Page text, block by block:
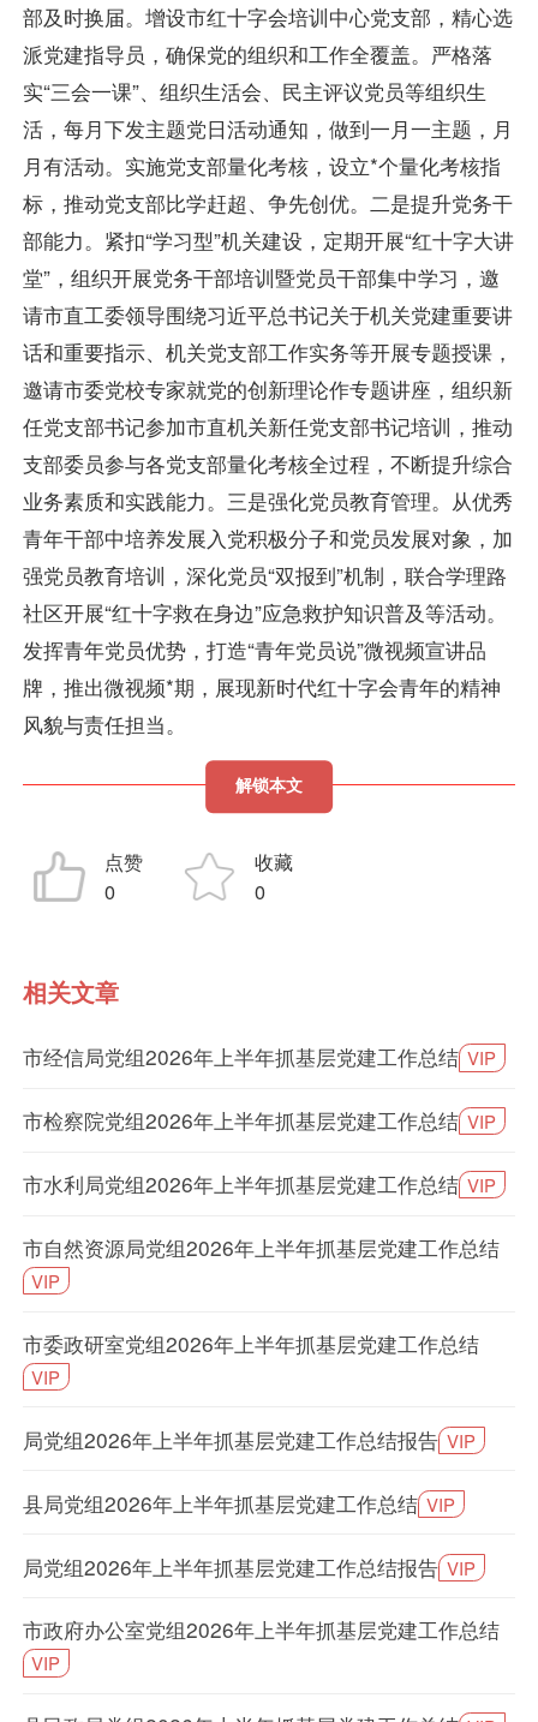
部及时换届。增设市红十字会培训中心党支部，精心选
派党建指导员，确保党的组织和工作全覆盖。严格落
实“三会一课”、组织生活会、民主评议党员等组织生
活，每月下发主题党日活动通知，做到一月一主题，月
月有活动。实施党支部量化考核，设立*个量化考核指
标，推动党支部比学赶超、争先创优。二是提升党务干
部能力。紧扣“学习型”机关建设，定期开展“红十字大讲
堂”，组织开展党务干部培训暨党员干部集中学习，邀
请市直工委领导围绕习近平总书记关于机关党建重要讲
话和重要指示、机关党支部工作实务等开展专题授课，
邀请市委党校专家就党的创新理论作专题讲座，组织新
任党支部书记参加市直机关新任党支部书记培训，推动
支部委员参与各党支部量化考核全过程，不断提升综合
业务素质和实践能力。三是强化党员教育管理。从优秀
青年干部中培养发展入党积极分子和党员发展对象，加
强党员教育培训，深化党员“双报到”机制，联合学理路
社区开展“红十字救在身边”应急救护知识普及等活动。
发挥青年党员优势，打造“青年党员说”微视频宣讲品
牌，推出微视频*期，展现新时代红十字会青年的精神
风貌与责任担当。
解锁本文
点赞
0
收藏
0
相关文章
市经信局党组2026年上半年抓基层党建工作总结 VIP
市检察院党组2026年上半年抓基层党建工作总结 VIP
市水利局党组2026年上半年抓基层党建工作总结 VIP
市自然资源局党组2026年上半年抓基层党建工作总结
VIP
市委政研室党组2026年上半年抓基层党建工作总结
VIP
局党组2026年上半年抓基层党建工作总结报告 VIP
县局党组2026年上半年抓基层党建工作总结 VIP
局党组2026年上半年抓基层党建工作总结报告 VIP
市政府办公室党组2026年上半年抓基层党建工作总结
VIP